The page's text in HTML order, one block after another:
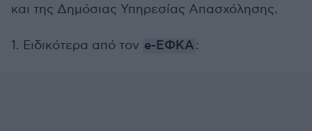
και της Δημόσιας Υπηρεσίας Απασχόλησης.
1. Ειδικότερα από τον e-ΕΦΚΑ: